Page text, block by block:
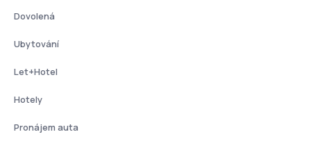
Dovolená
Ubytování
Let+Hotel
Hotely
Pronájem auta